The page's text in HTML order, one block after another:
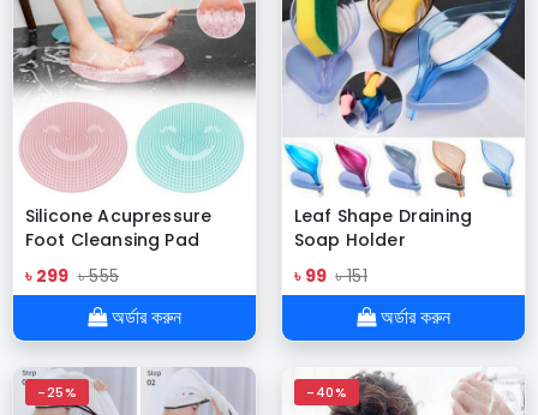
Silicone Acupressure
Foot Cleansing Pad
৳ 299 ৳ 555
অর্ডার করুন
Leaf Shape Draining
Soap Holder
৳ 99 ৳ 151
অর্ডার করুন
-25% -40%